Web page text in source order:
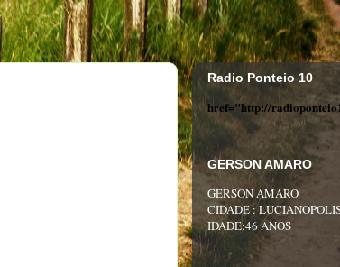
Radio Ponteio 10
href="http://
GERSON AMARO
GERSON AMARO
CIDADE :
IDADE:46 ANOS